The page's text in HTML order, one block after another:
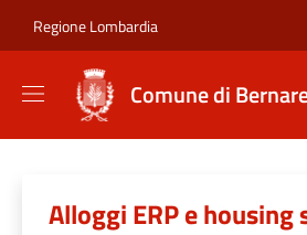
Regione Lombardia
Comune di
Alloggi ERP e housing